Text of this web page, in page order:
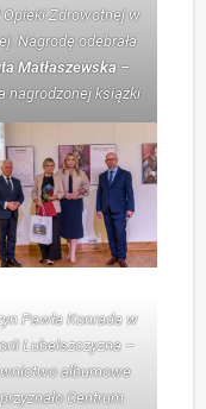
Opieki Zdrowotnej w
Nagrodę odebrała
Matłaszewska–
nagrodzonej książki
Pawła Konrada w
Lubelszczyzna –
albumowe
Centrum